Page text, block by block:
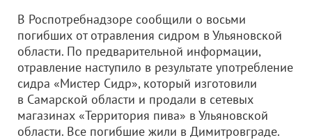
В Роспотребнадзоре сообщили о восьми
погибших от отравления сидром в Ульяновской
области. По предварительной информации,
отравление наступило в результате употребление
сидра «Мистер Сидр», который изготовили
в Самарской области и продали в сетевых
магазинах «Территория пива» в Ульяновской
области. Все погибшие жили в Димитровграде.